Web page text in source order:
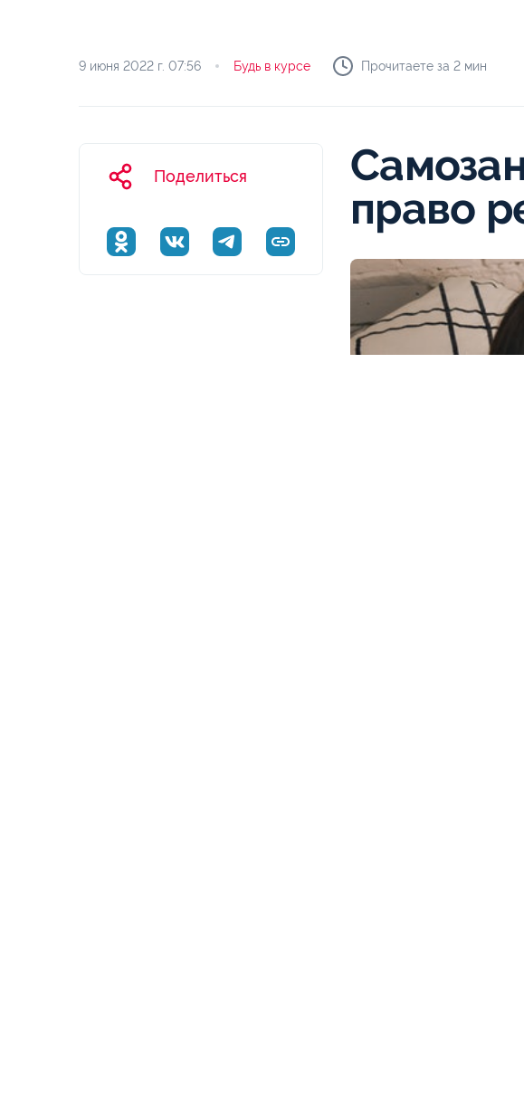
9 июня 2022 г. 07:56 Будь в курсе Прочитаете за 2 мин
Поделиться
право